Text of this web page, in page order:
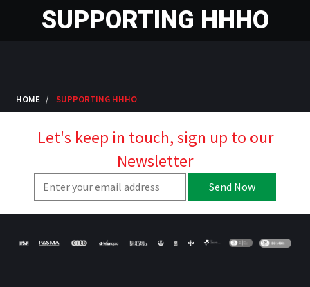
SUPPORTING HHHO
HOME SUPPORTING HHHO
Let's keep in touch, sign up to our
Newsletter
Send Now